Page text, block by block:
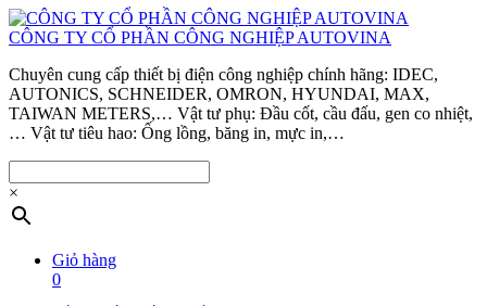
CÔNG TY CỔ PHẦN CÔNG NGHIỆP AUTOVINA
Chuyên cung cấp thiết bị điện công nghiệp chính hãng: IDEC,
AUTONICS, SCHNEIDER, OMRON, HYUNDAI, MAX,
TAIWAN METERS,… Vật tư phụ: Đầu cốt, cầu đấu, gen co nhiệt,
… Vật tư tiêu hao: Ống lồng, băng in, mực in,…
×
Giỏ hàng
0